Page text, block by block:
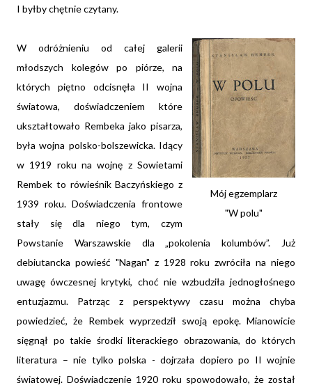
I byłby chętnie czytany.
Mój egzemplarz
"W polu"
W odróżnieniu od całej galerii
młodszych kolegów po piórze, na
których piętno odcisnęła II wojna
światowa, doświadczeniem które
ukształtowało Rembeka jako pisarza,
była wojna polsko-bolszewicka. Idący
w 1919 roku na wojnę z Sowietami
Rembek to rówieśnik Baczyńskiego z
1939 roku. Doświadczenia frontowe
stały się dla niego tym, czym
Powstanie Warszawskie dla „pokolenia kolumbów”. Już
debiutancka powieść "Nagan" z 1928 roku zwróciła na niego
uwagę ówczesnej krytyki, choć nie wzbudziła jednogłośnego
entuzjazmu. Patrząc z perspektywy czasu można chyba
powiedzieć, że Rembek wyprzedził swoją epokę. Mianowicie
sięgnął po takie środki literackiego obrazowania, do których
literatura – nie tylko polska - dojrzała dopiero po II wojnie
światowej. Doświadczenie 1920 roku spowodowało, że został